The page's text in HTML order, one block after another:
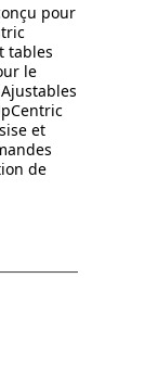
pour
tables
le
et
de